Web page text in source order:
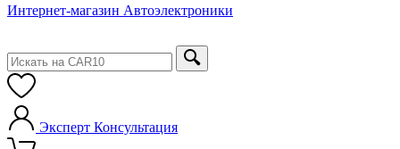
Интернет-магазин Автоэлектроники
Эксперт Консультация